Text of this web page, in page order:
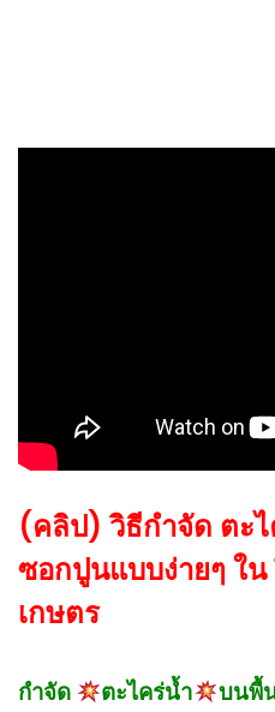
(คลิป) วิธีกำจัด ตะ
ซอกปูนแบบง่ายๆ ใน
เกษตร
กำจัด ตะไคร่น้ำ
บนพื้